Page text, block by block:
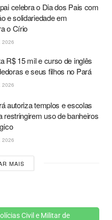
celebra o Dia dos Pais com
e solidariedade em
o Círio
2026
R$ 15 mil e curso de inglês
e seus filhos no Pará
2026
autoriza templos e escolas
restringirem uso de banheiros
2026
MAIS
Civil e Militar de